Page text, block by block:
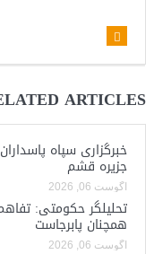
ARTICLES
خبرگزاری سپاه
جزیره قشم
آگوست 06, 2026
تحلیلگر حکومتی:
همچنان پابرجاست
آگوست 06, 2026